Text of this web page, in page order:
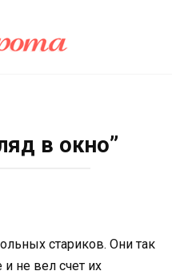
в окно”
стариков. Они так
не вел счет их